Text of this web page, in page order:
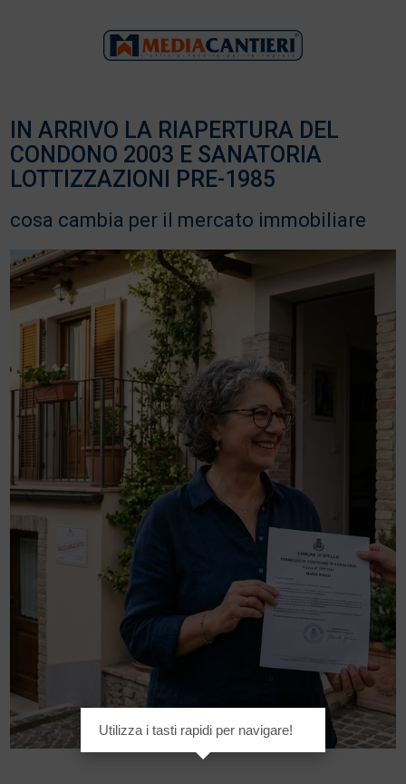
IN ARRIVO LA RIAPERTURA DEL
CONDONO 2003 E SANATORIA
LOTTIZZAZIONI PRE-1985
cosa cambia per il mercato immobiliare
Utilizza i tasti rapidi per navigare!